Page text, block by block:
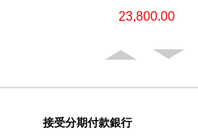
23,800.00
接受分期付款銀行